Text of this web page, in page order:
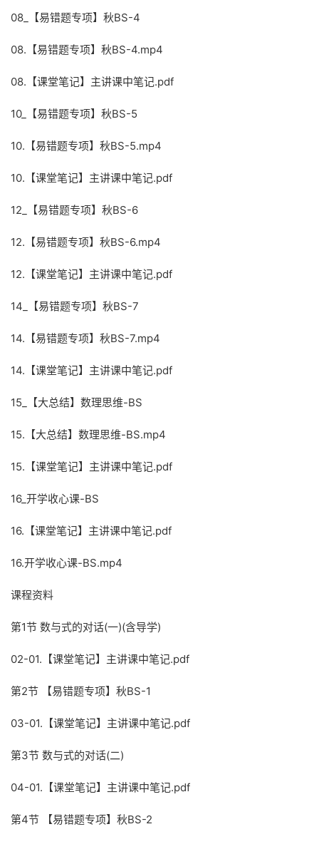
08_【易错题专项】秋BS-4
08.【易错题专项】秋BS-4.mp4
08.【课堂笔记】主讲课中笔记.pdf
10_【易错题专项】秋BS-5
10.【易错题专项】秋BS-5.mp4
10.【课堂笔记】主讲课中笔记.pdf
12_【易错题专项】秋BS-6
12.【易错题专项】秋BS-6.mp4
12.【课堂笔记】主讲课中笔记.pdf
14_【易错题专项】秋BS-7
14.【易错题专项】秋BS-7.mp4
14.【课堂笔记】主讲课中笔记.pdf
15_【大总结】数理思维-BS
15.【大总结】数理思维-BS.mp4
15.【课堂笔记】主讲课中笔记.pdf
16_开学收心课-BS
16.【课堂笔记】主讲课中笔记.pdf
16.开学收心课-BS.mp4
课程资料
第1节 数与式的对话(一)(含导学)
02-01.【课堂笔记】主讲课中笔记.pdf
第2节 【易错题专项】秋BS-1
03-01.【课堂笔记】主讲课中笔记.pdf
第3节 数与式的对话(二)
04-01.【课堂笔记】主讲课中笔记.pdf
第4节 【易错题专项】秋BS-2